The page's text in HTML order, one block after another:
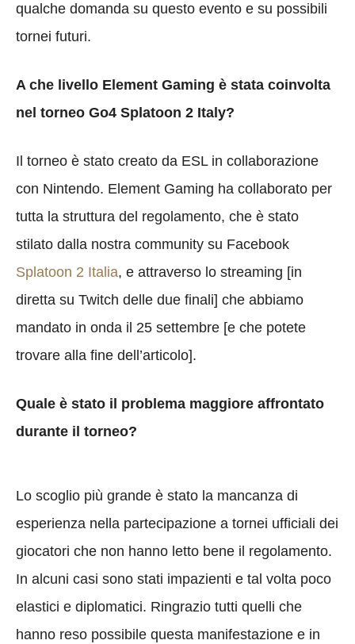
qualche domanda su questo evento e su possibili
tornei futuri.
A che livello Element Gaming è stata coinvolta
nel torneo Go4 Splatoon 2 Italy?
Il torneo è stato creato da ESL in collaborazione
con Nintendo. Element Gaming ha collaborato per
tutta la struttura del regolamento, che è stato
stilato dalla nostra community su Facebook
Splatoon 2 Italia, e attraverso lo streaming [in
diretta su Twitch delle due finali] che abbiamo
mandato in onda il 25 settembre [e che potete
trovare alla fine dell’articolo].
Quale è stato il problema maggiore affrontato
durante il torneo?
Lo scoglio più grande è stato la mancanza di
esperienza nella partecipazione a tornei ufficiali dei
giocatori che non hanno letto bene il regolamento.
In alcuni casi sono stati impazienti e tal volta poco
elastici e diplomatici. Ringrazio tutti quelli che
hanno reso possibile questa manifestazione e in